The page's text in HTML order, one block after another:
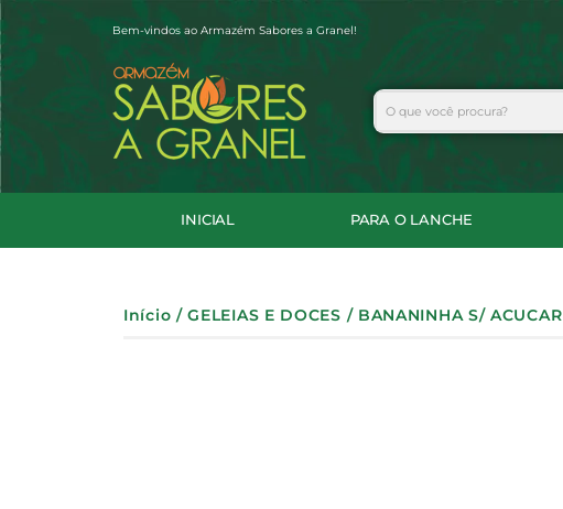
para
o
conteúdo
Bem-vindos ao Armazém Sabores a Granel!
Search
INICIAL PARA O LANCHE
Início /GELEIAS E DOCES / BANANINHA S/ ACUCAR